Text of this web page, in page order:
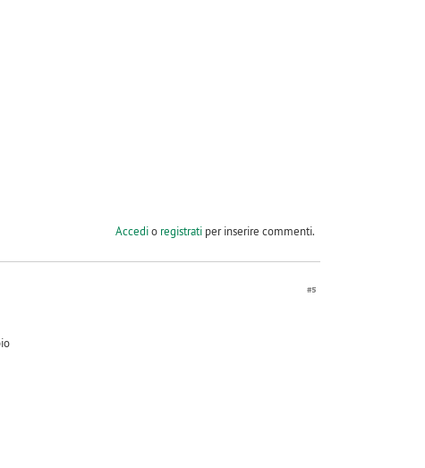
Accedio registratiper inserire commenti.
#5